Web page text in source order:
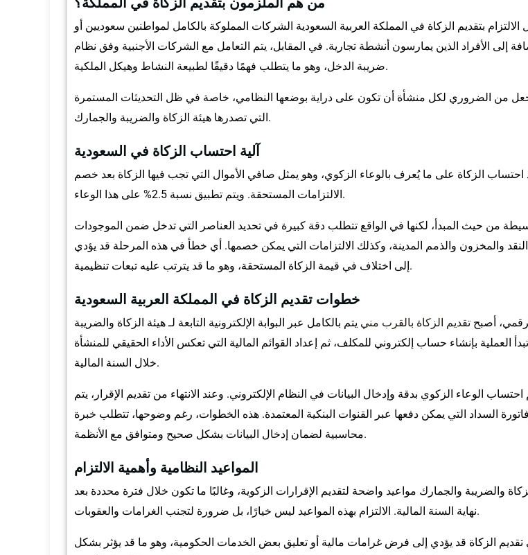
بتقديم الزكاة في المملكة العربية السعودية الشركات المملوكة بالكامل لمواطنين سعوديين أو
إلى الأفراد الذين يمارسون أنشطة تجارية. في المقابل، يتم التعامل مع الشركات الأجنبية وفق نظام
ضريبة الدخل، وهو ما يتطلب فهمًا دقيقًا لطبيعة النشاط وهيكل الملكية.
يجعل من الضروري لكل منشأة أن تكون على دراية بوضعها النظامي، خاصة في ظل التحديثات المستمرة
التي تصدرها هيئة الزكاة والضريبة والجمارك.
آلية احتساب الزكاة في السعودية
احتساب الزكاة على ما يُعرف بالوعاء الزكوي، وهو يمثل صافي الأموال التي تجب فيها الزكاة بعد خصم
الالتزامات المستحقة. ويتم تطبيق نسبة 2.5% على هذا الوعاء.
بسيطة من حيث المبدأ، لكنها في الواقع تتطلب دقة كبيرة في تحديد العناصر التي تدخل ضمن الموجودات
النقد والمخزون والذمم المدينة، وكذلك الالتزامات التي يمكن خصمها. أي خطأ في هذه المرحلة قد يؤدي
إلى اختلاف في قيمة الزكاة المستحقة، وهو ما قد يترتب عليه تبعات تنظيمية.
خطوات تقديم الزكاة في المملكة العربية السعودية
أصبح تقديم الزكاة بالقرب مني يتم بالكامل عبر البوابة الإلكترونية التابعة لـ هيئة الزكاة والضريبة
العملية بإنشاء حساب إلكتروني للمكلف، ثم إعداد القوائم المالية التي تعكس الأداء الحقيقي للمنشأة
خلال السنة المالية.
احتساب الوعاء الزكوي بدقة وإدخال البيانات في النظام الإلكتروني. وعند الانتهاء من تقديم الإقرار، يتم
السداد التي يمكن دفعها عبر القنوات البنكية المعتمدة. هذه الخطوات، رغم وضوحها، تتطلب خبرة
محاسبية لضمان إدخال البيانات بشكل صحيح ومتوافق مع الأنظمة.
المواعيد النظامية وأهمية الالتزام
والضريبة والجمارك مواعيد واضحة لتقديم الإقرارات الزكوية، وغالبًا ما تكون خلال فترة محددة بعد
نهاية السنة المالية. الالتزام بهذه المواعيد ليس خيارًا، بل ضرورة لتجنب الغرامات والعقوبات.
تقديم الزكاة قد يؤدي إلى فرض غرامات مالية أو تعليق بعض الخدمات الحكومية، وهو ما قد يؤثر بشكل